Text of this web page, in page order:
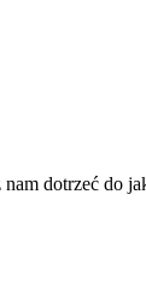
dotrzeć do